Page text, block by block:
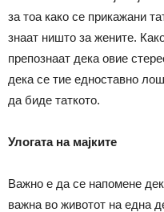
за тоа како се прикажани
знаат ништо за жените.
препознаат дека овие
дека се тие едноставно
да биде таткото.
Улогата на мајките
Важно е да се напомене
важна во животот на една